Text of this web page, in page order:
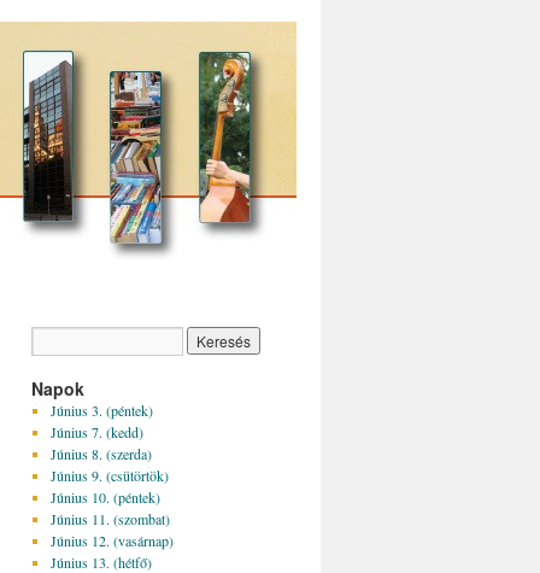
Napok
Június 3. (péntek)
Június 7. (kedd)
Június 8. (szerda)
Június 9. (csütörtök)
Június 10. (péntek)
Június 11. (szombat)
Június 12. (vasárnap)
Június 13. (hétfő)